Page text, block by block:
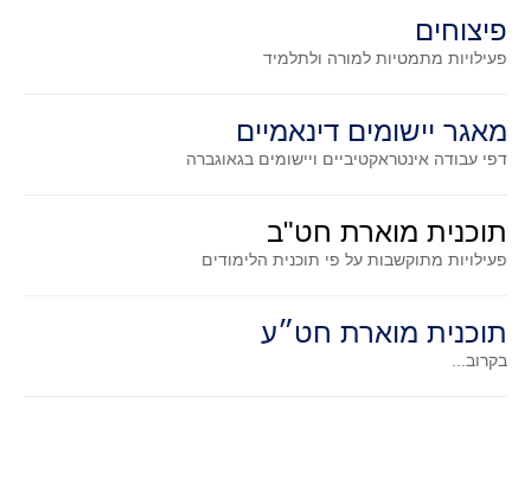
פיצוחים
פעילויות מתמטיות למורה ולתלמיד
מאגר יישומים דינאמיים
דפי עבודה אינטראקטיביים ויישומים בגאוגברה
תוכנית מוארת חט"ב
פעילויות מתוקשבות על פי תוכנית הלימודים
תוכנית מוארת חט״ע
בקרוב...